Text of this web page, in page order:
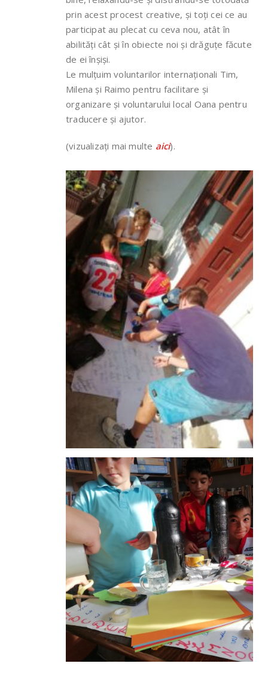
prin acest procest creative, și toți cei ce au
participat au plecat cu ceva nou, atât în
abilități cât și în obiecte noi și drăguțe făcute
de ei înșiși.
Le mulțuim voluntarilor internaționali Tim,
Milena și Raimo pentru facilitare și
organizare și voluntarului local Oana pentru
traducere și ajutor.
(vizualizați mai multe aici).